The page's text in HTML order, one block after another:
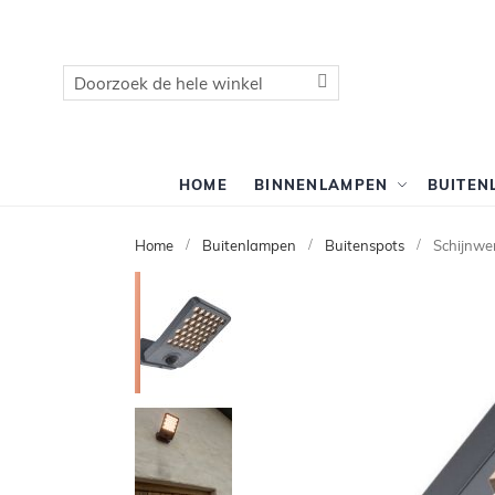
Zoek
HOME BINNENLAMPEN
Home Buitenlampen Buitenspots
einde
van
de
afbeeldingen-
gallerij